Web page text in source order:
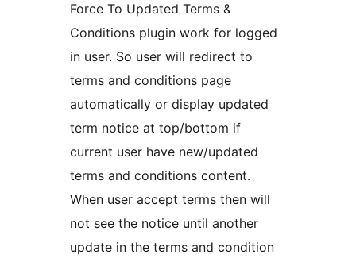
Force To Updated Terms &
Conditions plugin work for logged
in user. So user will redirect to
terms and conditions page
automatically or display updated
term notice at top/bottom if
current user have new/updated
terms and conditions content.
When user accept terms then will
not see the notice until another
update in the terms and condition